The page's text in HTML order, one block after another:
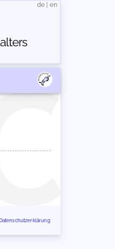
de en
Datenschutzerklärung